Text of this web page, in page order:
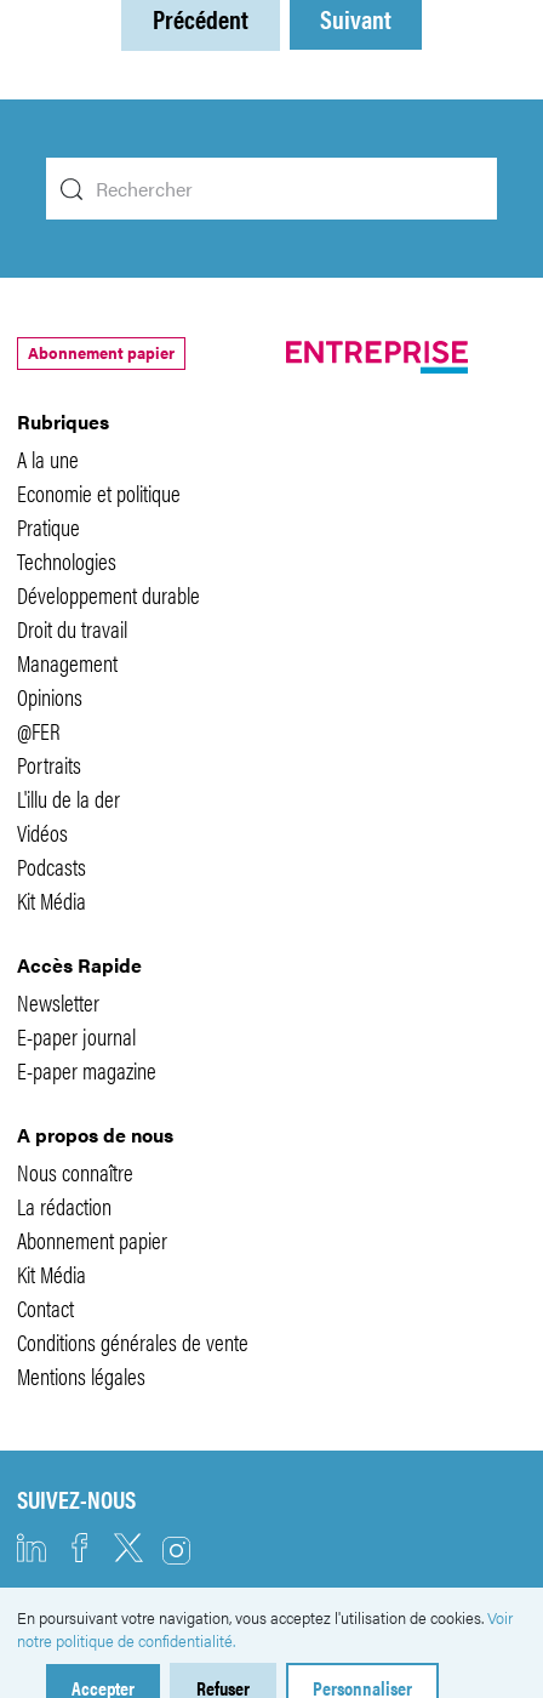
Précédent Suivant
Rubriques
A la une
Economie et politique
Pratique
Technologies
Développement durable
Droit du travail
Management
Opinions
@FER
Portraits
L'illu de la der
Vidéos
Podcasts
Kit Média
Accès Rapide
Newsletter
E-paper journal
E-paper magazine
A propos de nous
Nous connaître
La rédaction
Abonnement papier
Kit Média
Contact
Conditions générales de vente
Mentions légales
Abonnement papier
SUIVEZ-NOUS
NEWSLETTER
En poursuivant votre navigation, vous acceptez l'utilisation de cookies.Voir
notre politique de confidentialité.
Accepter Refuser Personnaliser